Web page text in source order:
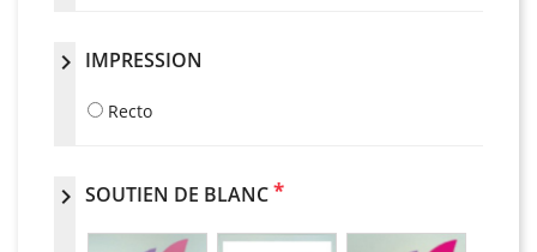
chevron_right IMPRESSION
Recto
chevron_right SOUTIEN DE BLANC*